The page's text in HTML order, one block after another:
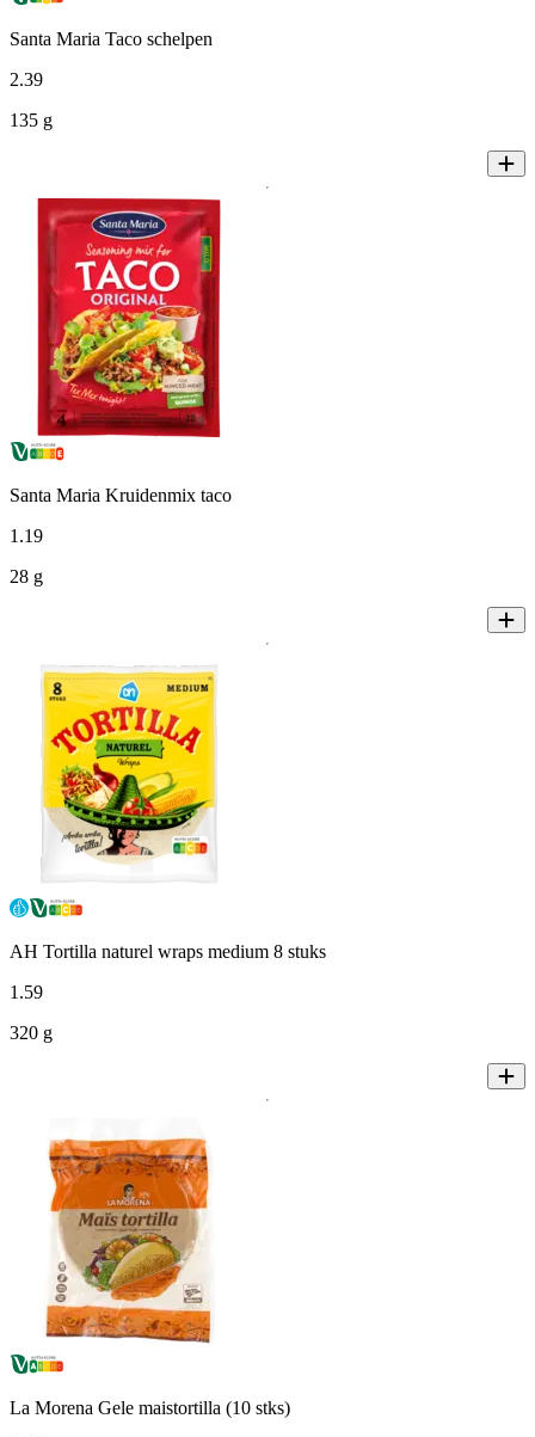
Santa Maria Taco schelpen
2.39
135 g
Santa Maria Kruidenmix taco
1 .19
28 g
AH Tortilla naturel wraps medium 8 stuks
1 .59
320 g
La Morena Gele maistortilla (10 stks)